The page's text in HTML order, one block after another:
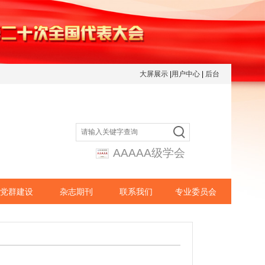
大屏展示 用户中心 后台
AAAAA级学会
党群建设 杂志期刊 联系我们 专业委员会